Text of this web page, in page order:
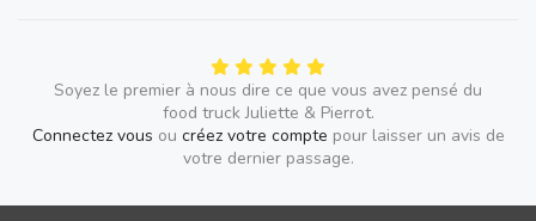
Soyez le premier à nous dire ce que vous avez pensé du
food truck Juliette & Pierrot.
Connectez vous ou créez votre compte pour laisser un avis de
votre dernier passage.